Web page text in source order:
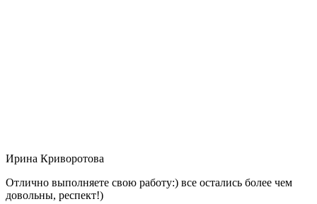
Ирина Криворотова
Отлично выполняете свою работу:) все остались более чем
довольны, респект!)